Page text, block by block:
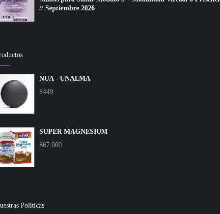
// Septiembre 2026
NUA - UNALMA
$449
SUPER MAGNESIUM
$67.000
Políticas